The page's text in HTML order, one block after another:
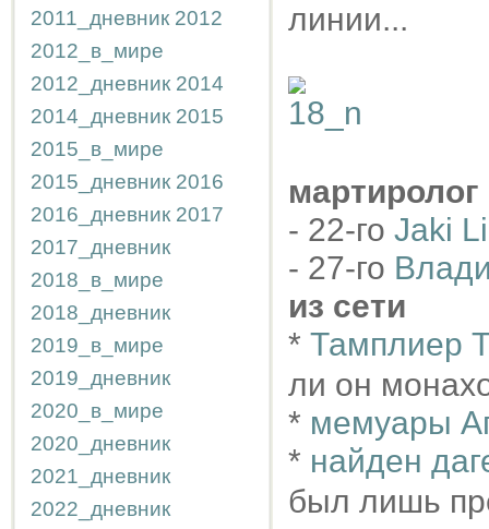
2011_дневник 2012
2012_в_мире
2012_дневник 2014
2014_дневник 2015
2015_в_мире
2015_дневник 2016
2016_дневник 2017
2017_дневник
2018_в_мире
2018_дневник
2019_в_мире
2019_дневник
2020_в_мире
2020_дневник
2021_дневник
2022_дневник
линии...
мартиролог
- 22-го Jaki
- 27-го
из сети
* Тамплиер
ли он
* мемуары
* найден
был лишь